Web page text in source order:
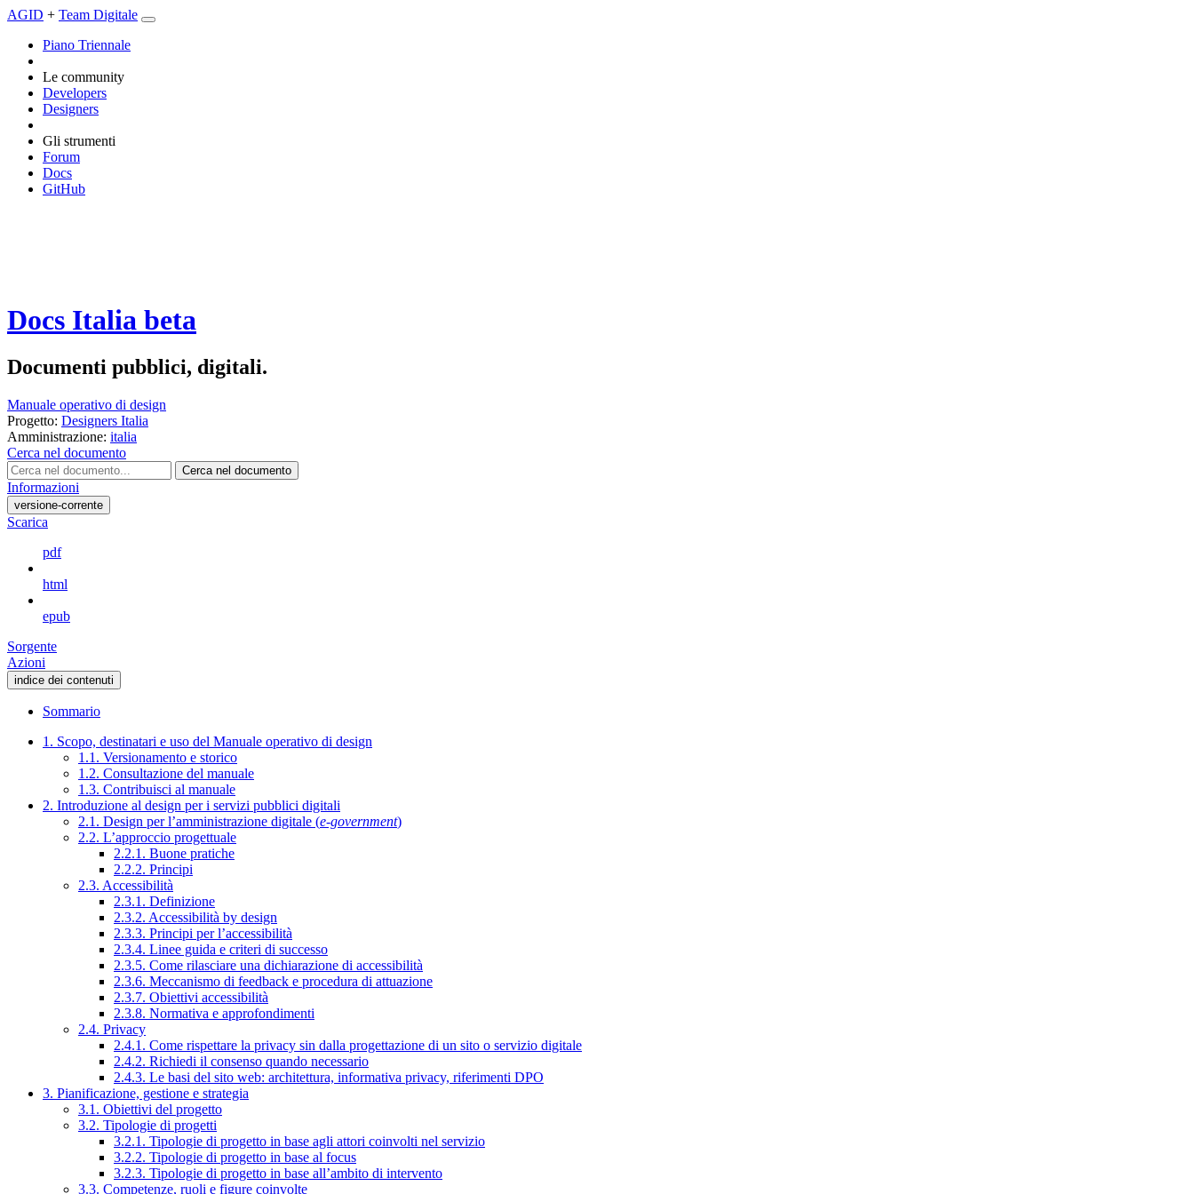
AGID + Team Digitale
Piano Triennale
Le community
Developers
Designers
Gli strumenti
Forum
Docs
GitHub
Docs Italia beta
Documenti pubblici, digitali.
Manuale operativo di design
Progetto: Designers Italia
Amministrazione: italia
Cerca nel documento
Cerca nel documento
Informazioni
versione-corrente
Scarica
pdf
html
epub
Sorgente
Azioni
indice dei contenuti
Sommario
1. Scopo, destinatari e uso del Manuale operativo di design
1.1. Versionamento e storico
1.2. Consultazione del manuale
1.3. Contribuisci al manuale
2. Introduzione al design per i servizi pubblici digitali
2.1. Design per l’amministrazione digitale (e-government)
2.2. L’approccio progettuale
2.2.1. Buone pratiche
2.2.2. Principi
2.3. Accessibilità
2.3.1. Definizione
2.3.2. Accessibilità by design
2.3.3. Principi per l’accessibilità
2.3.4. Linee guida e criteri di successo
2.3.5. Come rilasciare una dichiarazione di accessibilità
2.3.6. Meccanismo di feedback e procedura di attuazione
2.3.7. Obiettivi accessibilità
2.3.8. Normativa e approfondimenti
2.4. Privacy
2.4.1. Come rispettare la privacy sin dalla progettazione di un sito o servizio digitale
2.4.2. Richiedi il consenso quando necessario
2.4.3. Le basi del sito web: architettura, informativa privacy, riferimenti DPO
3. Pianificazione, gestione e strategia
3.1. Obiettivi del progetto
3.2. Tipologie di progetti
3.2.1. Tipologie di progetto in base agli attori coinvolti nel servizio
3.2.2. Tipologie di progetto in base al focus
3.2.3. Tipologie di progetto in base all’ambito di intervento
3.3. Competenze, ruoli e figure coinvolte